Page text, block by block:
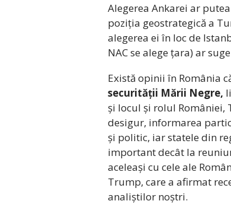
Alegerea Ankarei ar
poziția geostrategică a
alegerea ei în loc de
NAC se alege țara) ar
Există opinii în România
securității Mării Negre,
și locul și rolul României,
desigur, informarea
și politic, iar statele din
important decât la
aceleași cu cele ale
Trump, care a afirmat
analiștilor noștri.